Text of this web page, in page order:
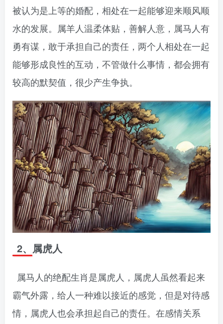
被认为是上等的婚配，相处在一起能够迎来顺风顺
水的发展。属羊人温柔体贴，善解人意，属马人有
勇有谋，敢于承担自己的责任，两个人相处在一起
能够形成良性的互动，不管做什么事情，都会拥有
较高的默契值，很少产生争执。
2、属虎人
属马人的绝配生肖是属虎人，属虎人虽然看起来
霸气外露，给人一种难以接近的感觉，但是对待感
情，属虎人也会承担起自己的责任。在感情关系